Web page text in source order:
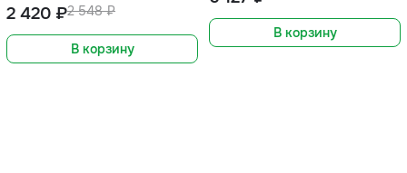
2 548 ₽
2 420 ₽
В корзину
В корзину